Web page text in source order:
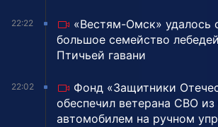
22:22
«Вестям-Омск» удалось
большое семейство
Птичьей гавани
22:02
Фонд «Защитники
обеспечил ветерана СВО
автомобилем на ручном